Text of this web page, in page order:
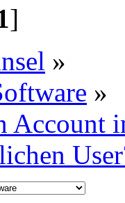
]
»
»
Account